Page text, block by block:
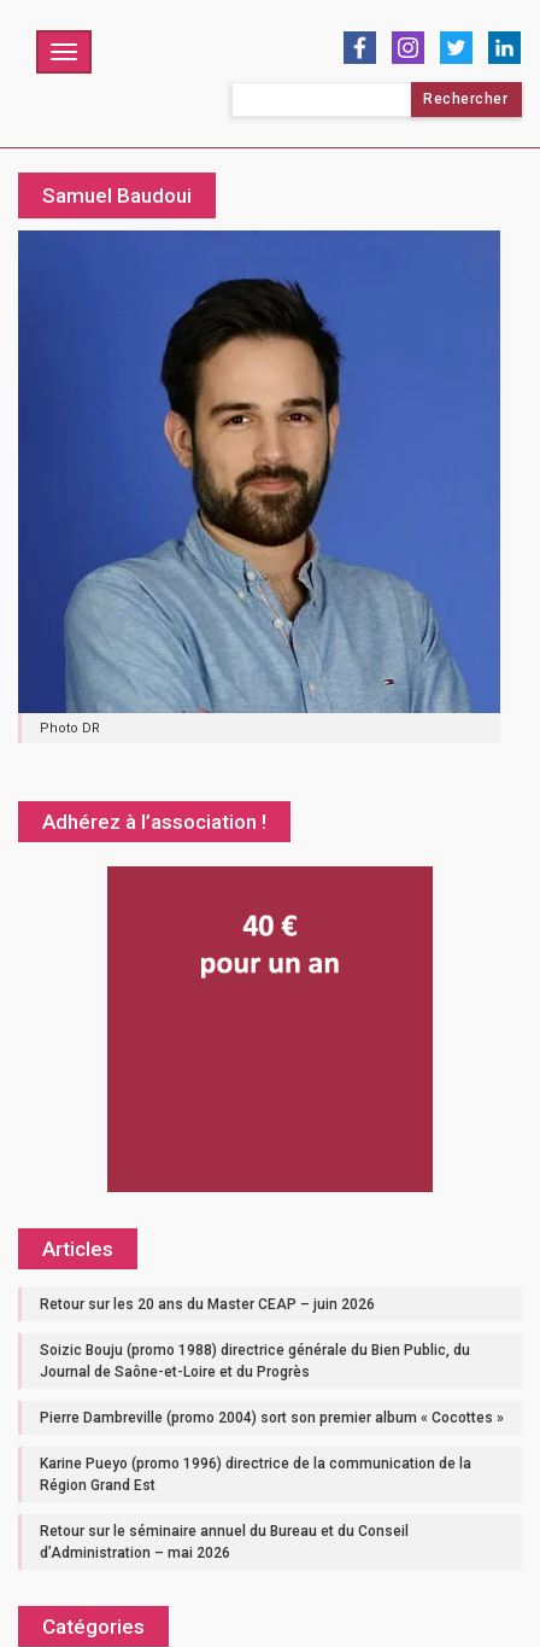
Menu
Samuel Baudoui
Photo DR
Adhérez à l’association !
Articles
Retour sur les 20 ans du Master CEAP – juin 2026
Soizic Bouju (promo 1988) directrice générale du Bien Public, du
Journal de Saône-et-Loire et du Progrès
Pierre Dambreville (promo 2004) sort son premier album « Cocottes »
Karine Pueyo (promo 1996) directrice de la communication de la
Région Grand Est
Retour sur le séminaire annuel du Bureau et du Conseil
d’Administration – mai 2026
Catégories